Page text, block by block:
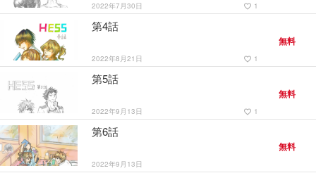
2022年7月30日 favorite_border 1
第4話
2022年8月21日 favorite_border 1
無料
第5話
2022年9月13日 favorite_border 1
無料
第6話
2022年9月13日
無料